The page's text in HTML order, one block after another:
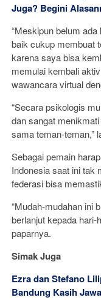
Juga? Begini
“Meskipun belum
baik cukup membuat
karena saya bisa
memulai kembali
wawancara virtual
“Secara psikologis
dan sangat
sama teman-teman,”
Sebagai pemain
Indonesia saat ini tak
federasi bisa
“Mudah-mudahan ini
berlanjut kepada hari-
paparnya.
Simak Juga
Ezra dan Stefano
Bandung Kasih